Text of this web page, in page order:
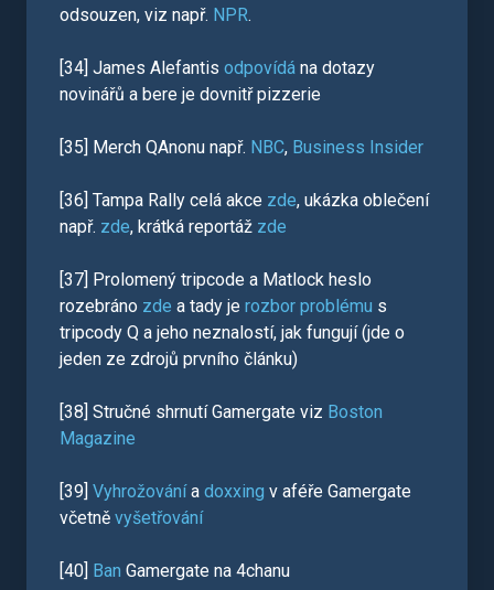
odsouzen, viz např. NPR.
[34] James Alefantis odpovídá na dotazy
novinářů a bere je dovnitř pizzerie
[35] Merch QAnonu např. NBC, Business Insider
[36] Tampa Rally celá akce zde, ukázka oblečení
např. zde, krátká reportáž zde
[37] Prolomený tripcode a Matlock heslo
rozebráno zde a tady je rozbor problému s
tripcody Q a jeho neznalostí, jak fungují (jde o
jeden ze zdrojů prvního článku)
[38] Stručné shrnutí Gamergate viz Boston
Magazine
[39] Vyhrožovánía doxxing v aféře Gamergate
včetně vyšetřování
[40] Ban Gamergate na 4chanu